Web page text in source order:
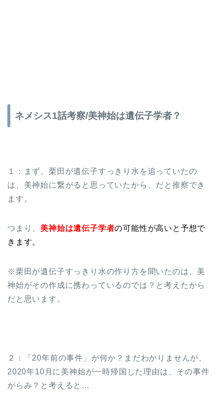
ネメシス1話考察/美神始は遺伝子学者？
１：まず、栗田が遺伝子すっきり水を追っていたの
は、美神始に繋がると思っていたから、だと推察でき
ます。
つまり、 美神始は遺伝子学者の可能性が高いと予想で
きます。
※栗田が遺伝子すっきり水の作り方を聞いたのは、美
神始がその作成に携わっているのでは？と考えたから
だと思います。
２：「20年前の事件」が何か？まだわかりませんが、
2020年10月に美神始が一時帰国した理由は、その事件
がらみ？と考えると…